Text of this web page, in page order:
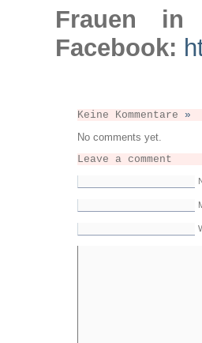
Frauen in
Facebook:
Keine Kommentare »
No comments yet.
Leave a comment